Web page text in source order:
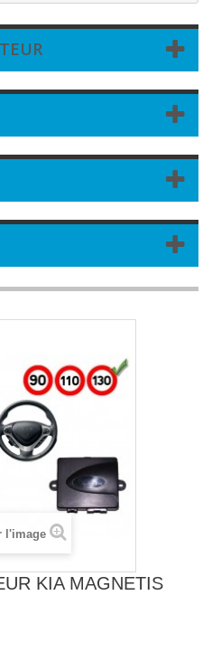
l'image
KIA MAGNETIS